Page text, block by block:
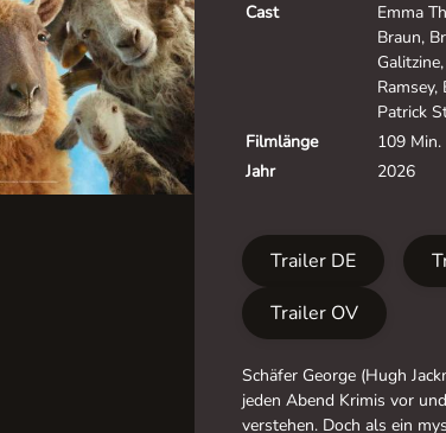
Cast
Emma
Braun,
Patrick
Filmlänge
109 Min.
Jahr
2026
Trailer DE
Trailer OV
Schäfer George (Hugh
jeden Abend Krimis vor
verstehen. Doch als ein